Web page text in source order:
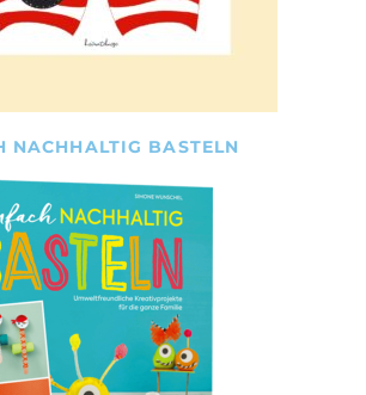
NACHHALTIG BASTELN